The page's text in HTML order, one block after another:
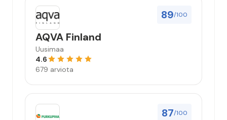
89/100
AQVA Finland
Uusimaa
4.6
679 arviota
87/100